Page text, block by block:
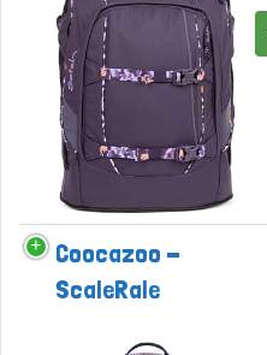
Coocazoo -
ScaleRale